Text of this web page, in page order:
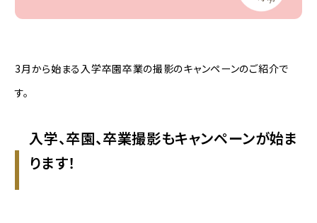
3月から始まる入学卒園卒業の撮影のキャンペーンのご紹介で
す。
入学、卒園、卒業撮影もキャンペーンが始ま
ります！